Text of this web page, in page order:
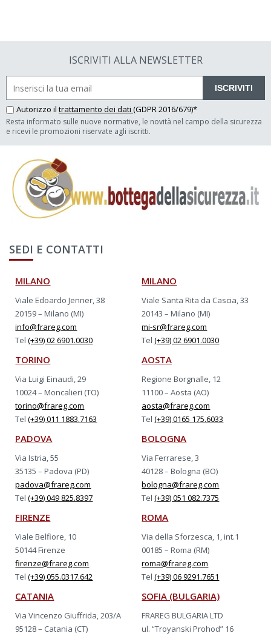
ISCRIVITI ALLA NEWSLETTER
ISCRIVITI
Autorizzo il trattamento dei dati (GDPR 2016/679)*
Resta informato sulle nuove normative, le novità nel campo della sicurezza
e ricevi le promozioni riservate agli iscritti.
SEDI E CONTATTI
MILANO
Viale Edoardo Jenner, 38
20159 – Milano (MI)
info@frareg.com
Tel(+39) 02 6901.0030
MILANO
Viale Santa Rita da Cascia, 33
20143 – Milano (MI)
mi-sr@frareg.com
Tel(+39) 02 6901.0030
TORINO
Via Luigi Einaudi, 29
10024 – Moncalieri (TO)
torino@frareg.com
Tel(+39) 011 1883.7163
AOSTA
Regione Borgnalle, 12
11100 – Aosta (AO)
aosta@frareg.com
Tel(+39) 0165 175.6033
PADOVA
Via Istria, 55
35135 – Padova (PD)
padova@frareg.com
Tel(+39) 049 825.8397
BOLOGNA
Via Ferrarese, 3
40128 – Bologna (BO)
bologna@frareg.com
Tel(+39) 051 082.7375
FIRENZE
Viale Belfiore, 10
50144 Firenze
firenze@frareg.com
Tel(+39) 055.0317.642
ROMA
Via della Sforzesca, 1, int.1
00185 – Roma (RM)
roma@frareg.com
Tel(+39) 06 9291.7651
CATANIA
Via Vincenzo Giuffrida, 203/A
95128 – Catania (CT)
SOFIA (BULGARIA)
FRAREG BULGARIA LTD
ul. “Troyanski Prohod” 16